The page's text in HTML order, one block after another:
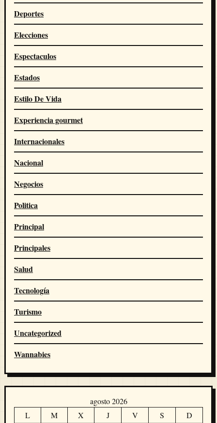
Deportes
Elecciones
Espectaculos
Estados
Estilo De Vida
Experiencia gourmet
Internacionales
Nacional
Negocios
Politica
Principal
Principales
Salud
Tecnología
Turismo
Uncategorized
Wannabies
agosto 2026
L
M X J V S
D